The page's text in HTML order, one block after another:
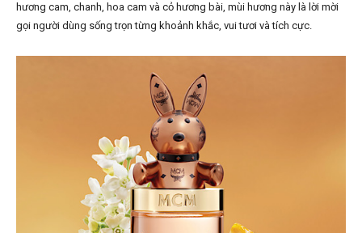
hương cam, chanh, hoa cam và cỏ hương bài, mùi hương này là lời mời
gọi người dùng sống trọn từng khoảnh khắc, vui tươi và tích cực.